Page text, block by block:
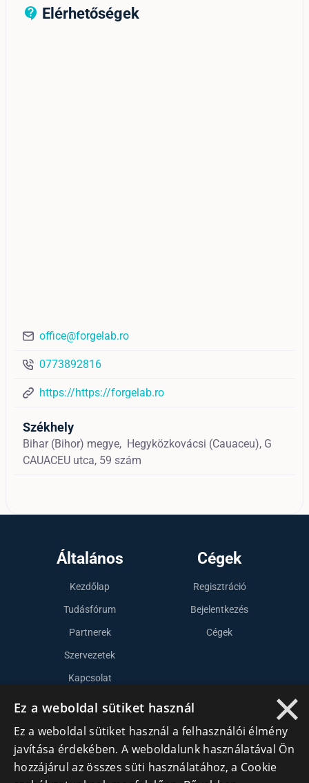
contact_support_outline
Elérhetőségek
office@forgelab.ro
0773892816
https://https://forgelab.ro
Székhely
Bihar (Bihor) megye, Hegyközkovácsi (Cauaceu), G
CAUACEU utca, 59 szám
Általános
Kezdőlap
Tudásfórum
Partnerek
Szervezetek
Kapcsolat
Cégek
Regisztráció
Bejelentkezés
Cégek
Lépj kapcsolatba velünk
info@cegek.ro
+40 740 856 970
×
Ez a weboldal sütiket használ
Ez a weboldal sütiket használ a felhasználói élmény
javítása érdekében. A weboldalunk használatával Ön
hozzájárul az összes süti használatához, a Cookie